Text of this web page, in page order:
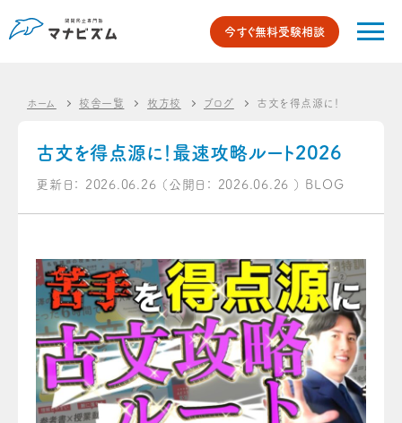
今すぐ無料受験相談
ホーム 校舎一覧 枚方校 ブログ 古文を得点源に！最速攻略ル
古文を得点源に！最速攻略ルート2026
更新日： 2026.06.26 （公開日： 2026.06.26 ） BLOG